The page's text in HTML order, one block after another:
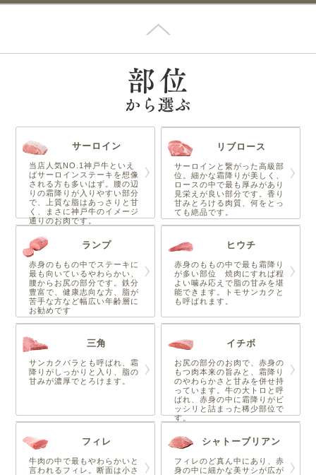
サーロイン
当店人気NO.1神戸牛といえ
ばサーロインステーキを想像
される方も多いはず。腰の辺
りの霜降りが入りやすい部分
で、上質な脂はあっさりと甘
く、まさに神戸牛のイメージ
通りのお肉です。
リブロース
サーロインと繋がった高級部
位。細かな霜降りが美しく、
ロースの中で最も厚みがあり
見栄えが良い部分です。香り
甘みとろける肉質、何をとっ
ても絶品です。
ランプ
赤身のももの中でステーキに
最も向いているやわらかい、
腰からお尻の部分です。鉄分
豊富で、健康志向な方、脂が
苦手な方など幅広い年齢層に
お勧めです
ヒウチ
赤身のももの中で最も霜降り
が多い部位 焼肉にすれば程
よい噛み応えで脂の甘みを堪
能できます。トモサンカクと
も呼ばれます。
三角
サンカクバラとも呼ばれ、霜
降りがしっかりと入り、脂の
甘みが濃厚でとろけます。
イチボ
お尻の部分のお肉で、赤身の
もつ肉本来の旨みと、霜降り
のやわらかさと甘みを併せ持
っています。牛の大トロと呼
ばれ、赤身の中に霜降りがビ
ッシリと詰まった稀少部位で
す。
フィレ
牛肉の中で最もやわらかいと
言われるフィレ。断面は小さ
シャトーブリアン
フィレのど真ん中にあり、赤
身の中に細かな美サシが広が